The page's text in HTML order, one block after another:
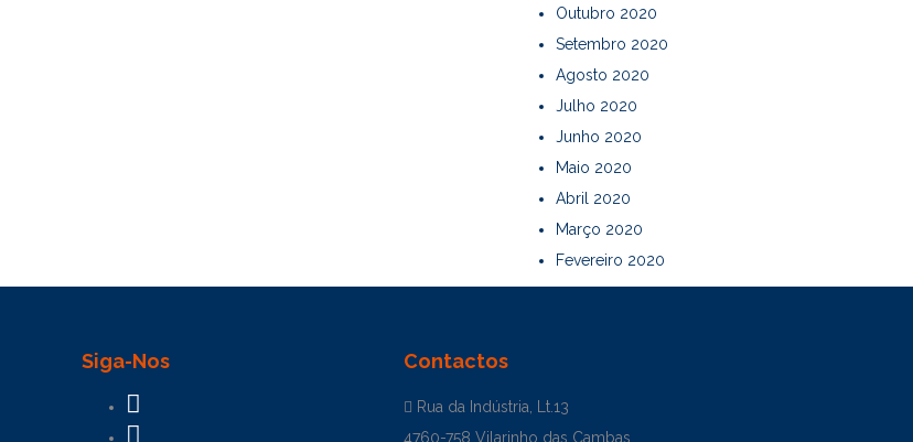
Outubro 2020
Setembro 2020
Agosto 2020
Julho 2020
Junho 2020
Maio 2020
Abril 2020
Março 2020
Fevereiro 2020
Siga-Nos Contactos
Rua da Indústria, Lt.13
4760-758 Vilarinho das Cambas